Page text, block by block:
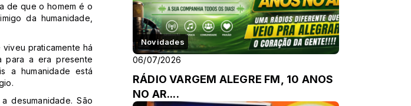
de que o homem é o
da humanidade,
praticamente há
para a era presente
a humanidade está
desumanidade. São
Novidades
06/07/2026
RÁDIO VARGEM ALEGRE FM, 10 ANOS
NO AR....